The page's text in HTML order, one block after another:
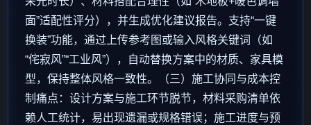
面”适配性评分），并生成优化建议报告。支持“一键
换装”功能，通过上传参考图或输入风格关键词（如
“侘寂风”“工业风”），自动替换方案中的材质、家具模
型，保持整体风格一致性。（三）施工协同与成本控
制痛点：设计方案与施工环节脱节，材料采购清单依
赖人工统计，易出现遗漏或规格错误；施工进度与预